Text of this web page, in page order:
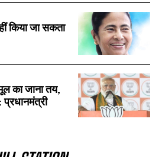
किया जा सकता
का जाना तय,